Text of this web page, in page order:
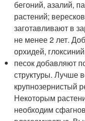
бегоний, азалий,
растений;
заготавливают в
не менее 2 лет.
орхидей,
песок добавляют
структуры. Лучше
крупнозернистый
Некоторым
необходим